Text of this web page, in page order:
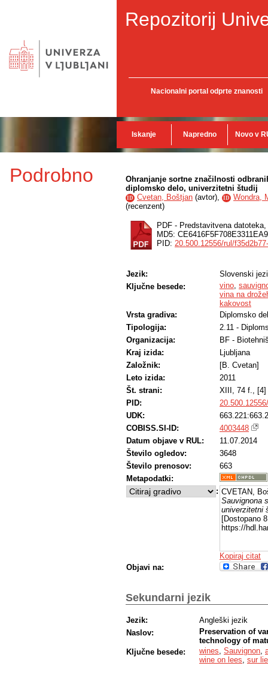
Repozitorij
Nacionalni portal odprte znanosti
Iskanje Napredno Novo v
Podrobno
Ohranjanje sortne značilnosti
diplomsko delo, univerzitetni študij
ID Cvetan, Boštjan (avtor), ID
Wondra,
(recenzent)
PDF - Predstavitvena datoteka,
MD5:
PID: 20.500.12556/rul/
Jezik:
Slovenski
Ključne besede:
vino,
vina na
kakovost
Vrsta gradiva:
Diplomsko
Tipologija:
2.11 -
Organizacija:
BF -
Kraj izida:
Ljubljana
Založnik:
[B. Cvetan]
Leto izida:
2011
Št. strani:
XIII, 74 f., [4]
PID:
UDK:
COBISS.SI-ID:
4003448
Datum objave v RUL:
11.07.2014
Število ogledov:
3648
Število prenosov:
663
Metapodatki:
: CVETAN,
Sauvignona
univerzitetni
[Dostopano
https://
Kopiraj citat
Objavi na:
Sekundarni jezik
Jezik:
Angleški jezik
Naslov:
Preservation of
technology of
Ključne besede:
wines Sauvignon
wine on lees sur lie